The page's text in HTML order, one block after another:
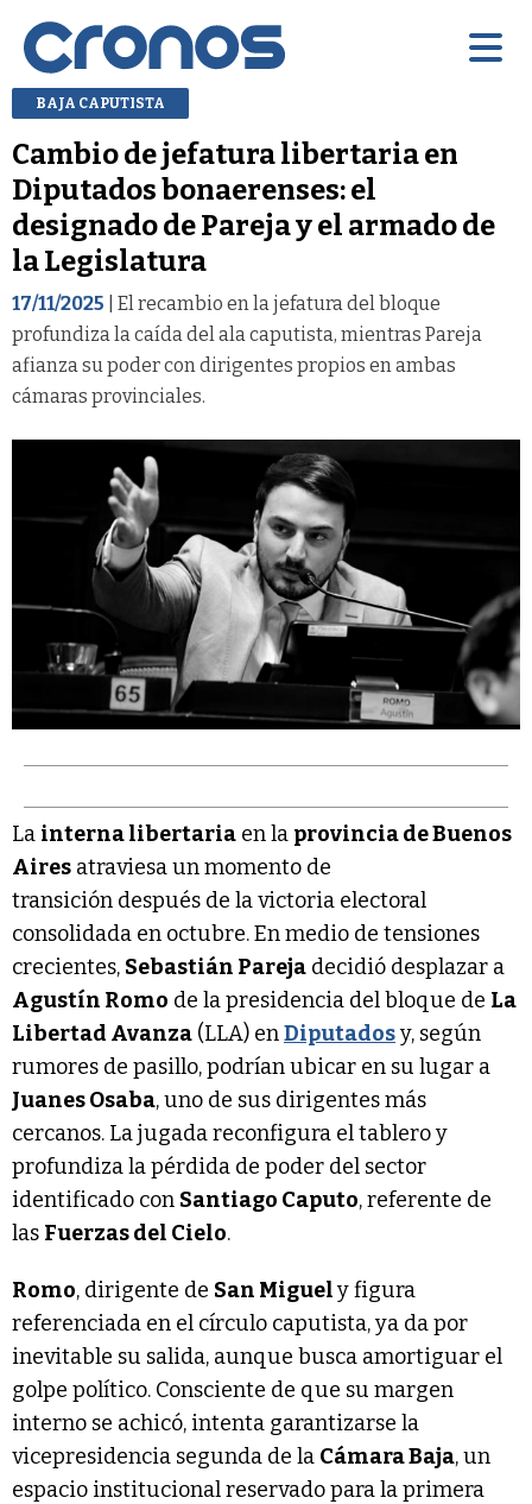
BAJA CAPUTISTA
Cambio de jefatura libertaria en
Diputados bonaerenses: el
designado de Pareja y el armado de
la Legislatura
17/11/2025 | El recambio en la jefatura del bloque
profundiza la caída del ala caputista, mientras Pareja
afianza su poder con dirigentes propios en ambas
cámaras provinciales.
La interna libertaria en la provincia de Buenos
Aires atraviesa un momento de
transición después de la victoria electoral
consolidada en octubre. En medio de tensiones
crecientes, Sebastián Pareja decidió desplazar a
Agustín Romo de la presidencia del bloque de La
Libertad Avanza (LLA) enDiputadosy, según
rumores de pasillo, podrían ubicar en su lugar a
Juanes Osaba, uno de sus dirigentes más
cercanos. La jugada reconfigura el tablero y
profundiza la pérdida de poder del sector
identificado con Santiago Caputo, referente de
las Fuerzas del Cielo.
Romo, dirigente de San Miguely figura
referenciada en el círculo caputista, ya da por
inevitable su salida, aunque busca amortiguar el
golpe político. Consciente de que su margen
interno se achicó, intenta garantizarse la
vicepresidencia segunda de la Cámara Baja, un
espacio institucional reservado para la primera